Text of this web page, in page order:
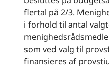
flertal på 2/3.
i forhold til antal
som ved valg til
finansieres af